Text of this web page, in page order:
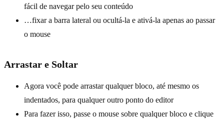
fácil de navegar pelo seu conteúdo
…fixar a barra lateral ou ocultá-la e ativá-la apenas ao passar
o mouse
Arrastar e Soltar
Agora você pode arrastar qualquer bloco, até mesmo os
indentados, para qualquer outro ponto do editor
Para fazer isso, passe o mouse sobre qualquer bloco e clique